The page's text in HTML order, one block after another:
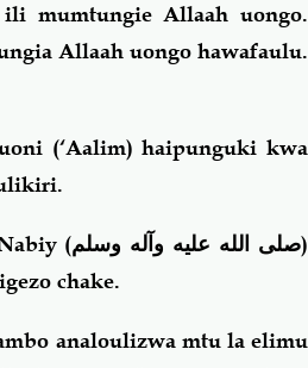
mumtungie Allaah uongo.
Allaah uongo hawafaulu.
(‘Aalim) haipunguki kwa
(صلى الله عليه وآله وسلم)
chake.
analoulizwa mtu la elimu